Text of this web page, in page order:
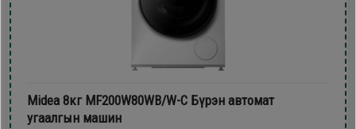
Midea 8кг MF200W80WB/W-C Бүрэн автомат
угаалгын машин